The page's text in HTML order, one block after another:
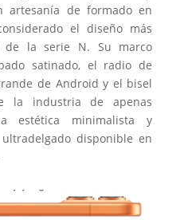
artesanía de formado en
el diseño más
de la serie N. Su marco
satinado, el radio de
de Android y el bisel
la industria de apenas
estética minimalista y
disponible en